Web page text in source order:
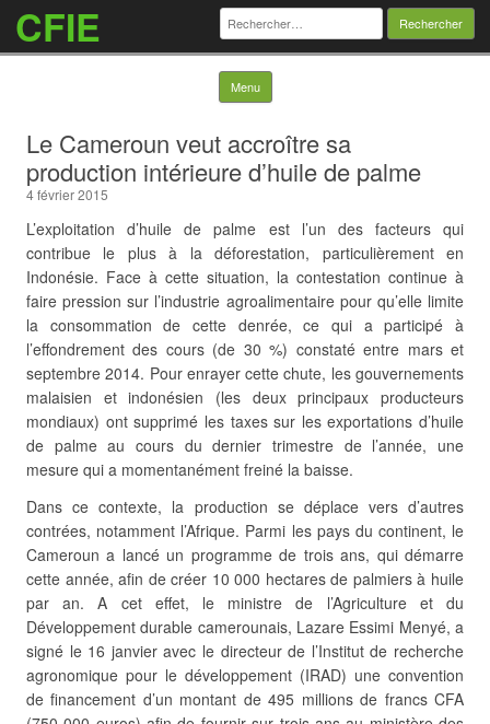
CFIE Rechercher :
Menu Skip to content
Le Cameroun veut accroître sa
production intérieure d’huile de palme
4 février 2015
L’exploitation d’huile de palme est l’un des facteurs qui
contribue le plus à la déforestation, particulièrement en
Indonésie. Face à cette situation, la contestation continue à
faire pression sur l’industrie agroalimentaire pour qu’elle limite
la consommation de cette denrée, ce qui a participé à
l’effondrement des cours (de 30 %) constaté entre mars et
septembre 2014. Pour enrayer cette chute, les gouvernements
malaisien et indonésien (les deux principaux producteurs
mondiaux) ont supprimé les taxes sur les exportations d’huile
de palme au cours du dernier trimestre de l’année, une
mesure qui a momentanément freiné la baisse.
Dans ce contexte, la production se déplace vers d’autres
contrées, notamment l’Afrique. Parmi les pays du continent, le
Cameroun a lancé un programme de trois ans, qui démarre
cette année, afin de créer 10 000 hectares de palmiers à huile
par an. A cet effet, le ministre de l’Agriculture et du
Développement durable camerounais, Lazare Essimi Menyé, a
signé le 16 janvier avec le directeur de l’Institut de recherche
agronomique pour le développement (IRAD) une convention
de financement d’un montant de 495 millions de francs CFA